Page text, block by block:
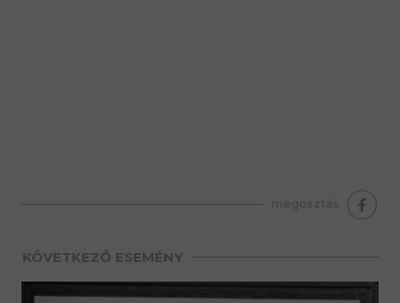
megosztás
KÖVETKEZŐ ESEMÉNY